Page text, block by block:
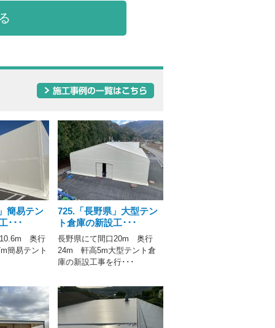
簡易テン
･･･
10.6m 奥行
簡易テント
725.「長野県」大型テン
ト倉庫の新設工･･･
長野県にて間口20m 奥行
24m 軒高5m大型テント倉
庫の新設工事を行･･･